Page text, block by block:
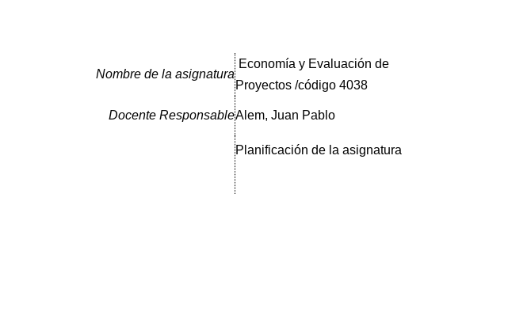
Nombre de la asignatura
Economía y Evaluación de
Proyectos /código 4038
Docente ResponsableAlem, Juan Pablo
Planificación de la asignatura